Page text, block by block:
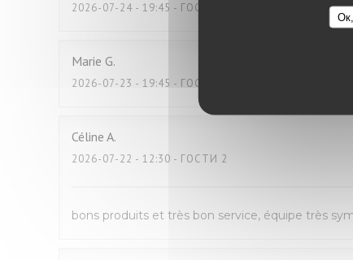
2026-07-24 - 19:45 - ГОСТИ 2
Marie G
2026-07-23 - 19:45 - ГОСТИ 4
Céline A
2026-07-22 - 12:30 - ГОСТИ 2
bons produits et très bon service, équipe très